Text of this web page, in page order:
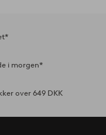
i morgen*
over 649 DKK